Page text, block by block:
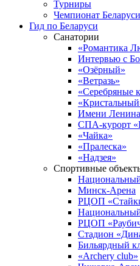
Турниры
Чемпионат Беларуси
Гид по Беларуси
Санатории
«Романтика
Интервью с
«Озёрный»
«Ветразь»
«Серебряные
Имени Ленина
СПА-курорт
«Чайка»
«Пралеска»
«Надзея»
Спортивные
Минск-Арена
РЦОП
РЦОП
Стадион
Бильярдный
«Archery club»